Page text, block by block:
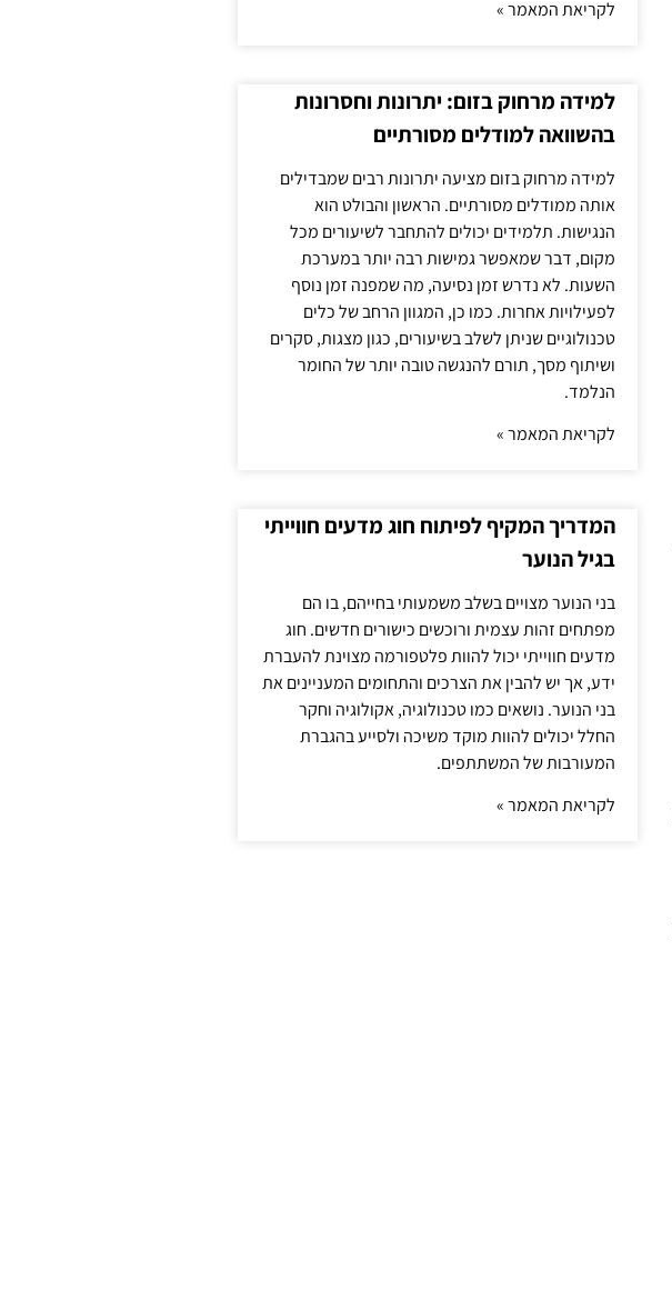
לקריאת המאמר »
למידה מרחוק בזום: יתרונות וחסרונות
בהשוואה למודלים מסורתיים
למידה מרחוק בזום מציעה יתרונות רבים שמבדילים
אותה ממודלים מסורתיים. הראשון והבולט הוא
הנגישות. תלמידים יכולים להתחבר לשיעורים מכל
מקום, דבר שמאפשר גמישות רבה יותר במערכת
השעות. לא נדרש זמן נסיעה, מה שמפנה זמן נוסף
לפעילויות אחרות. כמו כן, המגוון הרחב של כלים
טכנולוגיים שניתן לשלב בשיעורים, כגון מצגות, סקרים
ושיתוף מסך, תורם להנגשה טובה יותר של החומר
הנלמד.
לקריאת המאמר »
המדריך המקיף לפיתוח חוג מדעים חווייתי
בגיל הנוער
בני הנוער מצויים בשלב משמעותי בחייהם, בו הם
מפתחים זהות עצמית ורוכשים כישורים חדשים. חוג
מדעים חווייתי יכול להוות פלטפורמה מצוינת להעברת
ידע, אך יש להבין את הצרכים והתחומים המעניינים את
בני הנוער. נושאים כמו טכנולוגיה, אקולוגיה וחקר
החלל יכולים להוות מוקד משיכה ולסייע בהגברת
המעורבות של המשתתפים.
לקריאת המאמר »